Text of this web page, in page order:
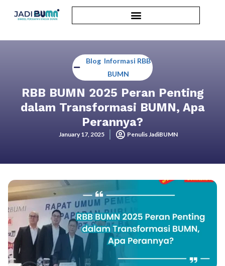
Blog, Informasi RBB
BUMN
RBB BUMN 2025 Peran Penting
dalam Transformasi BUMN, Apa
Perannya?
January 17, 2025 Penulis JadiBUMN